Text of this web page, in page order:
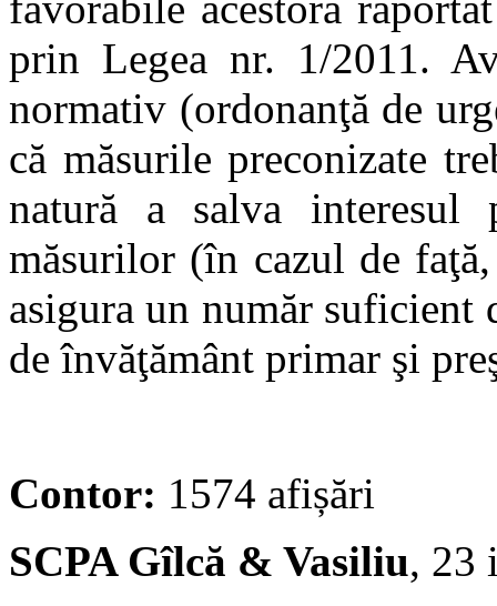
prin Legea nr. 1/2011.
normativ (ordonanţă de
că măsurile preconizate
natură a salva interesul
măsurilor (în cazul de
asigura un număr suficient
de învăţământ primar şi
Contor: 1574 afișări
SCPA Gîlcă & Vasiliu, 23